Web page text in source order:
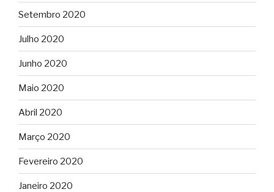
Setembro 2020
Julho 2020
Junho 2020
Maio 2020
Abril 2020
Março 2020
Fevereiro 2020
Janeiro 2020